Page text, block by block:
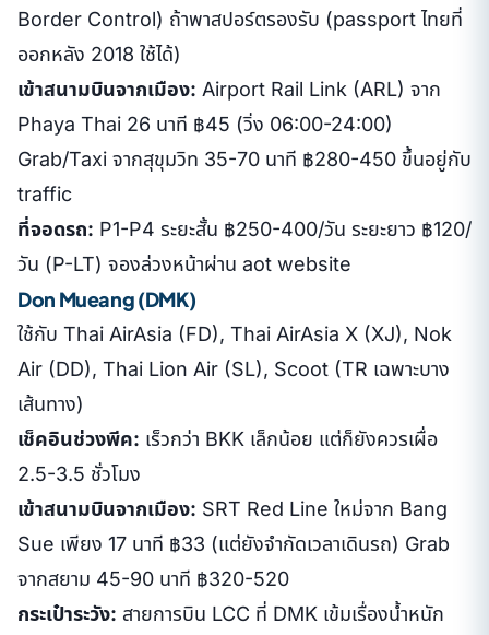
Border Control) ถ้าพาสปอร์ตรองรับ (passport ไทยที่
ออกหลัง 2018 ใช้ได้)
เข้าสนามบินจากเมือง: Airport Rail Link (ARL) จาก
Phaya Thai 26 นาที ฿45 (วิ่ง 06:00-24:00)
Grab/Taxi จากสุขุมวิท 35-70 นาที ฿280-450 ขึ้นอยู่กับ
traffic
ที่จอดรถ: P1-P4 ระยะสั้น ฿250-400/วัน ระยะยาว ฿120/
วัน (P-LT) จองล่วงหน้าผ่าน aot website
Don Mueang (DMK)
ใช้กับ Thai AirAsia (FD), Thai AirAsia X (XJ), Nok
Air (DD), Thai Lion Air (SL), Scoot (TR เฉพาะบาง
เส้นทาง)
เช็คอินช่วงพีค: เร็วกว่า BKK เล็กน้อย แต่ก็ยังควรเผื่อ
2.5-3.5 ชั่วโมง
เข้าสนามบินจากเมือง: SRT Red Line ใหม่จาก Bang
Sue เพียง 17 นาที ฿33 (แต่ยังจำกัดเวลาเดินรถ) Grab
จากสยาม 45-90 นาที ฿320-520
กระเป๋าระวัง: สายการบิน LCC ที่ DMK เข้มเรื่องน้ำหนัก